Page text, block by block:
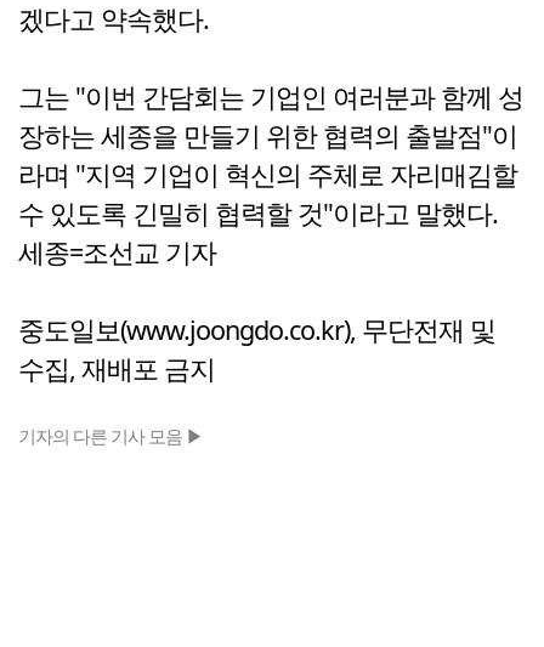
겠다고 약속했다.
그는 "이번 간담회는 기업인 여러분과 함께 성
장하는 세종을 만들기 위한 협력의 출발점"이
라며 "지역 기업이 혁신의 주체로 자리매김할
수 있도록 긴밀히 협력할 것"이라고 말했다.
세종=조선교 기자
중도일보(www.joongdo.co.kr), 무단전재 및
수집, 재배포 금지
기자의 다른 기사 모음 ▶